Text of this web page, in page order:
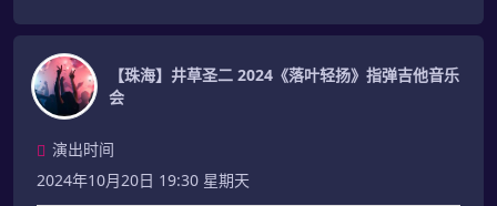
【珠海】井草圣二 2024《落叶轻扬》指弹吉他音乐
会
演出时间
2024年10月20日 19:30 星期天